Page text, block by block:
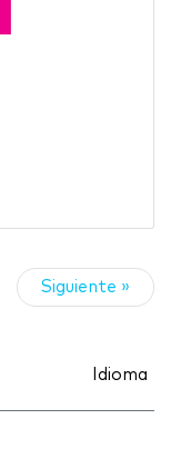
Siguiente »
Idioma